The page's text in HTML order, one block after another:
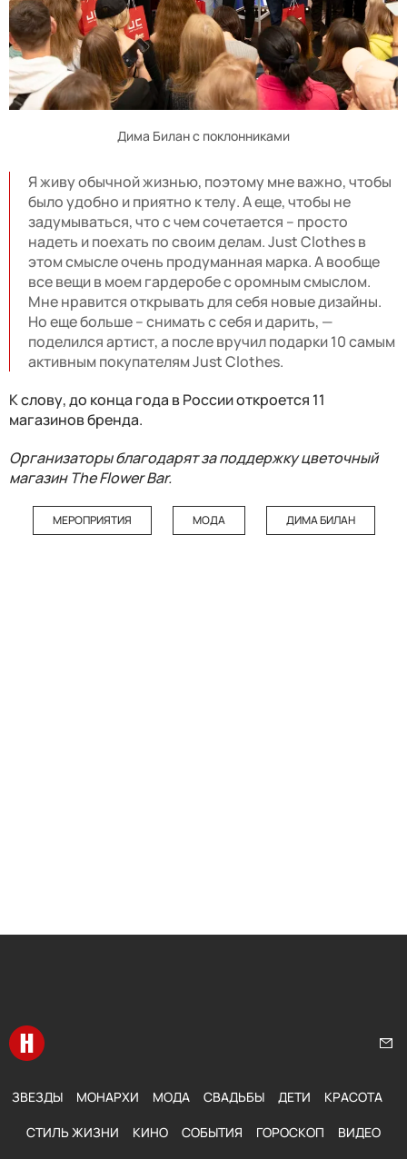
Дима Билан с поклонниками
Я живу обычной жизнью, поэтому мне важно, чтобы
было удобно и приятно к телу. А еще, чтобы не
задумываться, что с чем сочетается – просто
надеть и поехать по своим делам. Just Clothes в
этом смысле очень продуманная марка. А вообще
все вещи в моем гардеробе с оромным смыслом.
Мне нравится открывать для себя новые дизайны.
Но еще больше – снимать с себя и дарить, —
поделился артист, а после вручил подарки 10 самым
активным покупателям Just Clothes.
К слову, до конца года в России откроется 11
магазинов бренда.
Организаторы благодарят за поддержку цветочный
магазин The Flower Bar.
МЕРОПРИЯТИЯ МОДА ДИМА БИЛАН
Перейти на главную
ЗВЕЗДЫ МОНАРХИ МОДА СВАДЬБЫ ДЕТИ КРАСОТА
СТИЛЬ ЖИЗНИ КИНО СОБЫТИЯ ГОРОСКОП ВИДЕО